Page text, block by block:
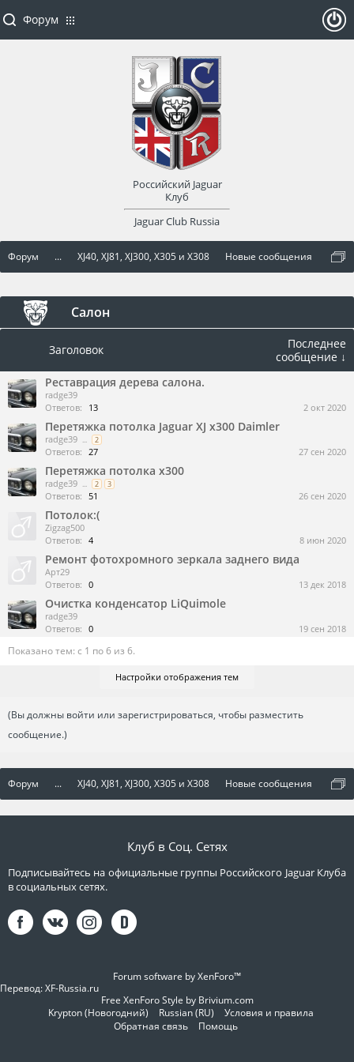
Форум ... XJ40, XJ81, XJ300, X305 и X308 Новые сообщения
Салон
Заголовок
Последнее
сообщение ↓
Реставрация дерева салона.
radge39
Ответов:
13 2 окт 2020
Перетяжка потолка Jaguar XJ x300 Daimler
radge39 ... 2
Ответов: 27 27 сен 2020
Перетяжка потолка х300
radge39 ... 2 3
Ответов: 51 26 сен 2020
Потолок:(
Zigzag500
Ответов: 4 8 июн 2020
Ремонт фотохромного зеркала заднего вида
Арт29
Ответов: 0 13 дек 2018
Очистка конденсатор LiQuimole
radge39
Ответов: 0 19 сен 2018
Показано тем: с 1 по 6 из 6.
Настройки отображения тем
(Вы должны войти или зарегистрироваться, чтобы разместить
сообщение.)
Форум ... XJ40, XJ81, XJ300, X305 и X308 Новые сообщения
Форум
Российский Jaguar
Клуб
Jaguar Club Russia
оват
Клуб в Соц. Сетях
Подписывайтесь на официальные группы Российского Jaguar Клуба
в социальных сетях.
Forum software by XenForo™
Перевод:XF-Russia.ru
Free XenForo Style by Brivium.com
Krypton (Новогодний)
Russian (RU)
Условия и правила
Обратная связь
Помощь